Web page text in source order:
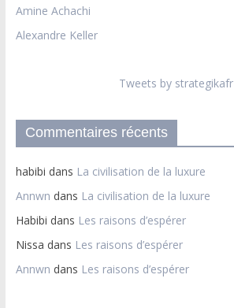
Amine Achachi
Alexandre Keller
Tweets by strategikafr
Commentaires récents
habibi dans La civilisation de la luxure
Annwn dans La civilisation de la luxure
Habibi dans Les raisons d’espérer
Nissa dans Les raisons d’espérer
Annwn dans Les raisons d’espérer